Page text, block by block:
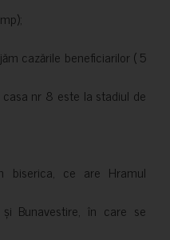
cazările beneficiarilor ( 5
nr 8 este la stadiul de
biserica, ce are Hramul
Bunavestire, în care se